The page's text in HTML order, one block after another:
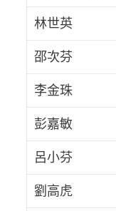
林世英
邵次芬
李金珠
彭嘉敏
呂小芬
劉高虎